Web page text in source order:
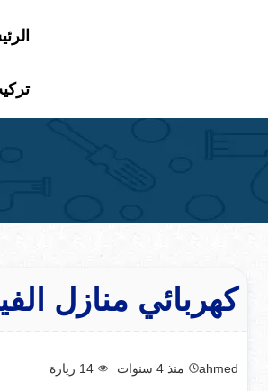
كهربائي منازل الفيحاء/50300943/ فني كهربائي
ahmed منذ 4 سنوات 14 زيارة